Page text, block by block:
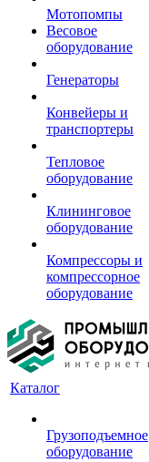
Мотопомпы
Весовое
оборудование
Генераторы
Конвейеры и
транспортеры
Тепловое
оборудование
Клининговое
оборудование
Компрессоры и
компрессорное
оборудование
Каталог
Грузоподъемное
оборудование